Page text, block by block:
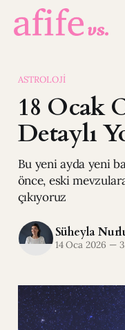
ASTROLOJI
18 Ocak
Detaylı
Bu yeni ayda yeni
önce, eski
çıkıyoruz
Süheyla
14 Oca 2026 —3